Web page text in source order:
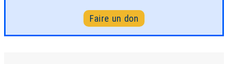
Faire un don